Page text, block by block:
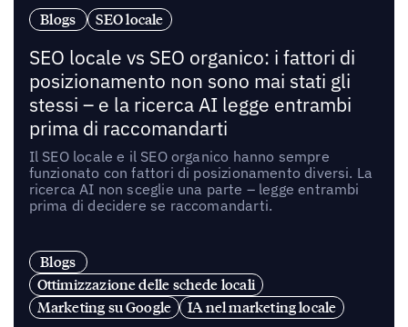
Blogs SEO locale
SEO locale vs SEO organico: i fattori di
posizionamento non sono mai stati gli
stessi – e la ricerca AI legge entrambi
prima di raccomandarti
Il SEO locale e il SEO organico hanno sempre
funzionato con fattori di posizionamento diversi. La
ricerca AI non sceglie una parte – legge entrambi
prima di decidere se raccomandarti.
Blogs
Ottimizzazione delle schede locali
Marketing su Google
IA nel marketing locale